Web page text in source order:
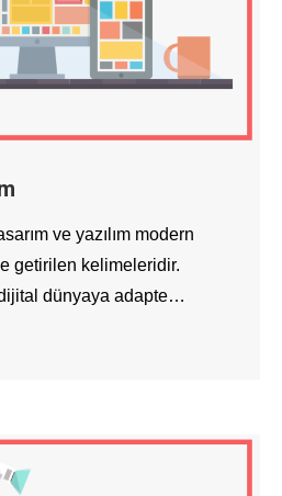
ve yazılım modern
getirilen kelimeleridir.
dünyaya adapte…